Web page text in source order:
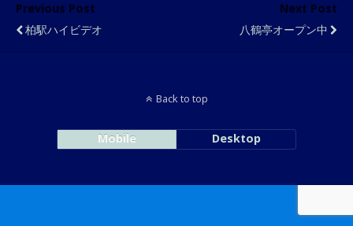
Previous Post
柏駅ハイビデオ
Next Post
八鶴亭オープン中
Back to top
Mobile Desktop